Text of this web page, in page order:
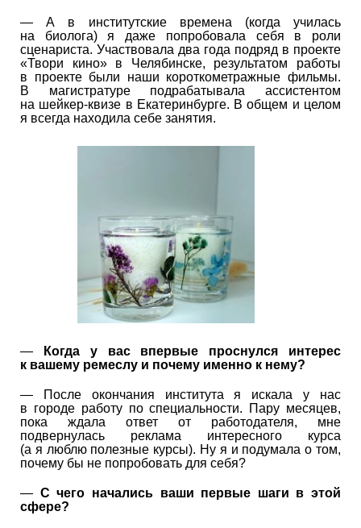
— А в институтские времена (когда училась
на биолога) я даже попробовала себя в роли
сценариста. Участвовала два года подряд в проекте
«Твори кино» в Челябинске, результатом работы
в проекте были наши короткометражные фильмы.
В магистратуре подрабатывала ассистентом
на шейкер-квизе в Екатеринбурге. В общем и целом
я всегда находила себе занятия.
—
Когда у вас впервые проснулся интерес
к вашему ремеслу и почему именно к нему?
— После окончания института я искала у нас
в городе работу по специальности. Пару месяцев,
пока ждала ответ от работодателя, мне
подвернулась реклама интересного курса
(а я люблю полезные курсы). Ну я и подумала о том,
почему бы не попробовать для себя?
— С чего начались ваши первые шаги в этой
сфере?